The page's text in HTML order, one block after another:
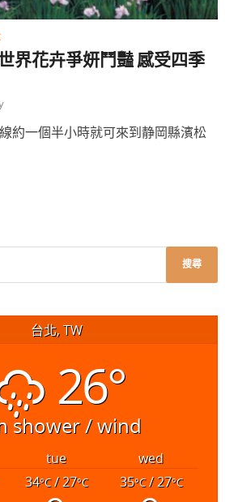
界花卉爭妍鬥豔 感受四季
約一個半小時就可來到静岡縣濱松
台北, TW
26°
shower / wind
tue
wed
34°C/ 27°C 35°C/ 27°C